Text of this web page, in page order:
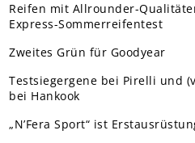
Reifen mit Allrounder-
Express-Sommerreifentest
Zweites Grün für Goodyear
Testsiegergene bei Pirelli und
bei Hankook
„N’Fera Sport“ ist